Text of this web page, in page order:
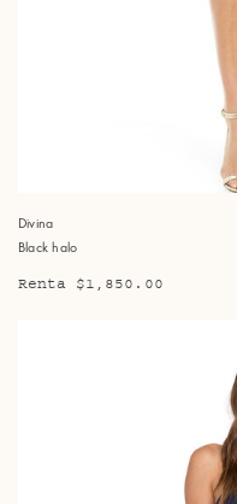
Divina
Black halo
Renta $1,850.00